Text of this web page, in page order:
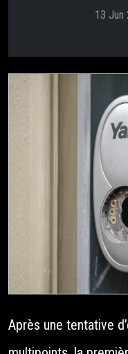
13 Jun
Après une tentative